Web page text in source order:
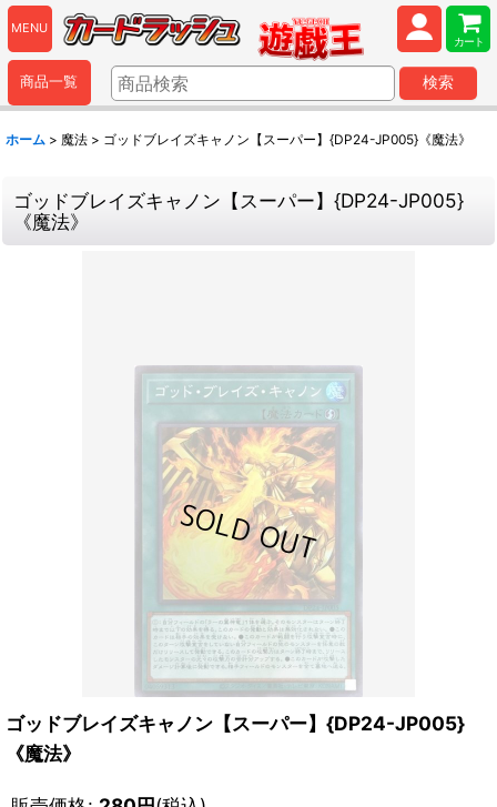
MENU
カート
商品一覧 検索
ホーム > 魔法 > ゴッドブレイズキャノン【スーパー】{DP24-JP005}《魔法》
ゴッドブレイズキャノン【スーパー】{DP24-JP005}
《魔法》
ゴッドブレイズキャノン【スーパー】{DP24-JP005}
《魔法》